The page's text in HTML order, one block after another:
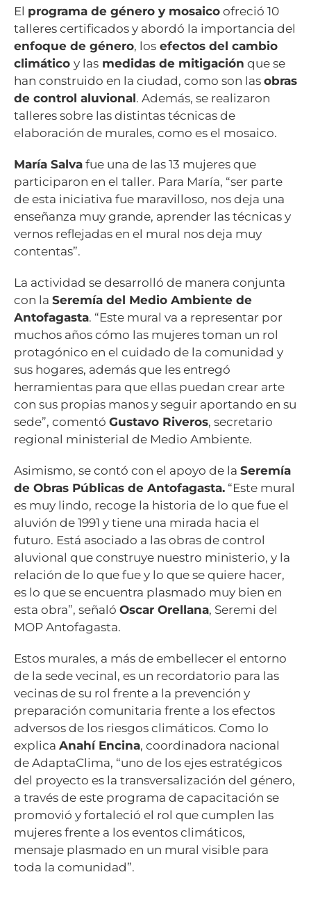
El programa de género y mosaico ofreció 10
talleres certificados y abordó la importancia del
enfoque de género, los efectos del cambio
climático y las medidas de mitigación que se
han construido en la ciudad, como son las obras
de control aluvional. Además, se realizaron
talleres sobre las distintas técnicas de
elaboración de murales, como es el mosaico.
María Salva fue una de las 13 mujeres que
participaron en el taller. Para María, “ser parte
de esta iniciativa fue maravilloso, nos deja una
enseñanza muy grande, aprender las técnicas y
vernos reflejadas en el mural nos deja muy
contentas”.
La actividad se desarrolló de manera conjunta
con la Seremía del Medio Ambiente de
Antofagasta. “Este mural va a representar por
muchos años cómo las mujeres toman un rol
protagónico en el cuidado de la comunidad y
sus hogares, además que les entregó
herramientas para que ellas puedan crear arte
con sus propias manos y seguir aportando en su
sede”, comentó Gustavo Riveros, secretario
regional ministerial de Medio Ambiente.
Asimismo, se contó con el apoyo de la Seremía
de Obras Públicas de Antofagasta. “Este mural
es muy lindo, recoge la historia de lo que fue el
aluvión de 1991 y tiene una mirada hacia el
futuro. Está asociado a las obras de control
aluvional que construye nuestro ministerio, y la
relación de lo que fue y lo que se quiere hacer,
es lo que se encuentra plasmado muy bien en
esta obra”, señaló Oscar Orellana, Seremi del
MOP Antofagasta.
Estos murales, a más de embellecer el entorno
de la sede vecinal, es un recordatorio para las
vecinas de su rol frente a la prevención y
preparación comunitaria frente a los efectos
adversos de los riesgos climáticos. Como lo
explica Anahí Encina, coordinadora nacional
de AdaptaClima, “uno de los ejes estratégicos
del proyecto es la transversalización del género,
a través de este programa de capacitación se
promovió y fortaleció el rol que cumplen las
mujeres frente a los eventos climáticos,
mensaje plasmado en un mural visible para
toda la comunidad”.